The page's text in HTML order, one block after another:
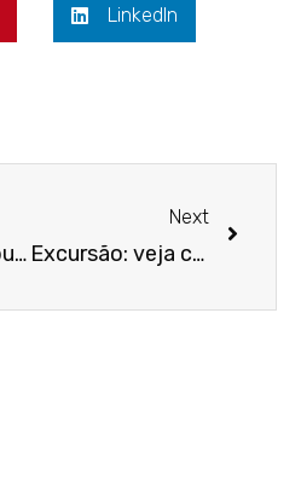
LinkedIn
Aluguel de ônibus: 4 dicas para quem procura o serviço
Next
Excursão: veja como ganhar dinheiro fazendo viagens pelo Brasil.